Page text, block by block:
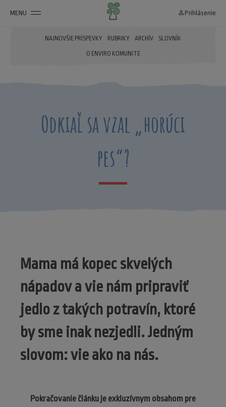
MENU person_outline Prihlásenie
NAJNOVŠIE PRÍSPEVKY RUBRIKY ARCHÍV SLOVNÍK
O ENVIRO KOMUNITE
Odkiaľ sa vzal „horúci
pes“?
Mama má kopec skvelých
nápadov a vie nám pripraviť
jedlo z takých potravín, ktoré
by sme inak nezjedli. Jedným
slovom: vie ako na nás.
Pokračovanie článku je exkluzívnym obsahom pre